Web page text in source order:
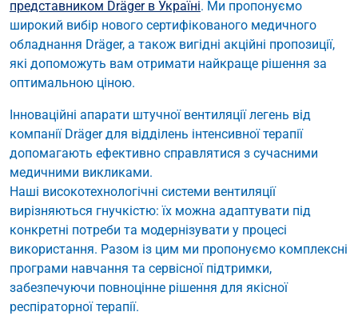
представником Dräger в Україні. Ми пропонуємо
широкий вибір нового сертифікованого медичного
обладнання Dräger, а також вигідні акційні пропозиції,
які допоможуть вам отримати найкраще рішення за
оптимальною ціною.
Інноваційні апарати штучної вентиляції легень від
компанії Dräger для відділень інтенсивної терапії
допомагають ефективно справлятися з сучасними
медичними викликами.
Наші високотехнологічні системи вентиляції
вирізняються гнучкістю: їх можна адаптувати під
конкретні потреби та модернізувати у процесі
використання. Разом із цим ми пропонуємо комплексні
програми навчання та сервісної підтримки,
забезпечуючи повноцінне рішення для якісної
респіраторної терапії.